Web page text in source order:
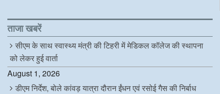
b
o
o
k
t
e
r
e
d
I
n
s
p
ताजा खबरें
सीएम के साथ स्वास्थ्य मंत्री की टिहरी में मेडिकल कॉलेज की स्थापना
को लेकर हुई वार्ता
August 1, 2026
डीएम निर्देश, बोले कांवड़ यात्रा दौरान ईंधन एवं रसोई गैस की निर्बाध